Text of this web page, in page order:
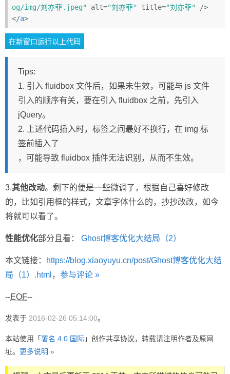
og/img/刘亦菲.jpeg"
alt="刘亦菲" title="刘亦菲" />
</a>
Tips:
1. 引入 fluidbox 文件后，如果未生效，可能与 js 文件
引入的顺序有关，要在引入 fluidbox 之前，先引入
jQuery。
2. 上述代码插入时，标签之间最好不换行，在 img 标
签前插入了
，可能导致 fluidbox 插件无法识别，从而不生效。
3.其他改动。剩下的便是一些微调了，根据自己喜好修改
的，比如引用框的样式，文章字体什么的，抄抄改改，如今
将就可以看了。
性能优化部分且看： Ghost博客优化大结局（2）
本文链接：
https://blog.xiaoyuyu.cn/post/Ghost博客优化大结
局（1）.html ， 参与评论 »
--EOF--
发表于 2016-02-26 05:14:00。
本站使用「署名 4.0 国际」创作共享协议，转载请注明作者及原网
址。 更多说明 »